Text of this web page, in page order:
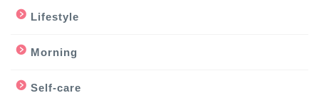
Lifestyle
Morning
Self-care